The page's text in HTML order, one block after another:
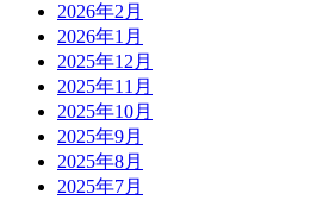
2026年2月
2026年1月
2025年12月
2025年11月
2025年10月
2025年9月
2025年8月
2025年7月